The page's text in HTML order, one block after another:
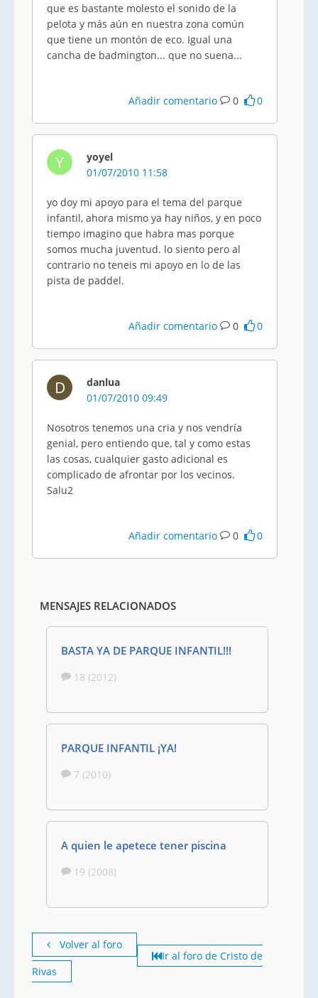
que es bastante molesto el sonido de la
pelota y más aún en nuestra zona común
que tiene un montón de eco. Igual una
cancha de badmington... que no suena...
Añadir comentario 0 0
Y
yoyel
01/07/2010 11:58
yo doy mi apoyo para el tema del parque
infantil, ahora mismo ya hay niños, y en poco
tiempo imagino que habra mas porque
somos mucha juventud. lo siento pero al
contrario no teneis mi apoyo en lo de las
pista de paddel.
Añadir comentario 0 0
D
danlua
01/07/2010 09:49
Nosotros tenemos una cria y nos vendría
genial, pero entiendo que, tal y como estas
las cosas, cualquier gasto adicional es
complicado de afrontar por los vecinos.
Salu2
Añadir comentario 0 0
MENSAJES RELACIONADOS
BASTA YA DE PARQUE INFANTIL!!!
18 (2012)
PARQUE INFANTIL ¡YA!
7 (2010)
A quien le apetece tener piscina
19 (2008)
Volver al foro
Ir al foro de Cristo de
Rivas